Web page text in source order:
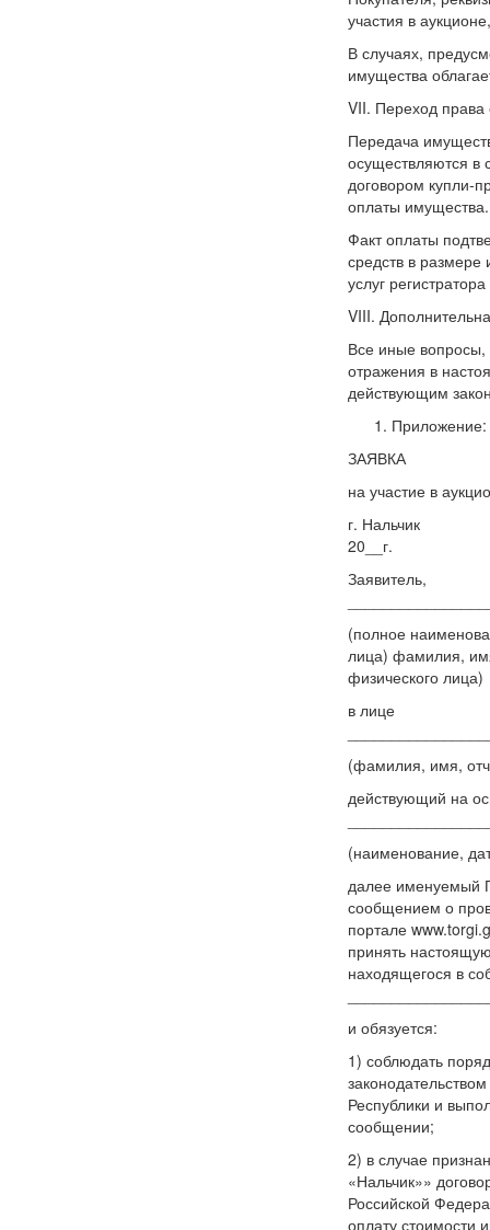
участия в
В случаях,
имущества
VII. Переход права
Передача
осуществляются в
договором купли-
оплаты имущества.
Факт оплаты
средств в размере
услуг
VIII.
Все иные
отражения в
действующим
Приложение:
ЗАЯВКА
на участие в
г.
20__г.
Заявитель,
(полное
лица) фамилия,
физического лица)
в лице
(фамилия, имя,
действующий на
(наименование,
далее именуемый
сообщением о
портале
принять
находящегося в
и обязуется:
1) соблюдать
Республики и
сообщении;
2) в случае
«Нальчик»»
Российской
оплату стоимости